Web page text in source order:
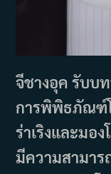
จีชางอุค รับบ
การพิพิธภัณฑ์
ร่าเริงและมอ
มีความสามาร